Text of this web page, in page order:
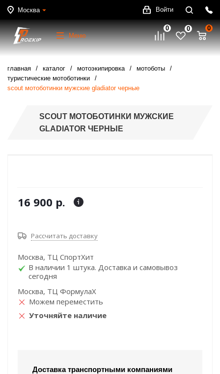
Москва Войти
Меню
0 0 0
главная каталог мотоэкипировка
мотоботы
туристические мотоботинки
scout мотоботинки мужские gladiator черные
SCOUT МОТОБОТИНКИ МУЖСКИЕ
GLADIATOR ЧЕРНЫЕ
16 900 р.
Рассчитать доставку
Москва, ТЦ СпортХит
В наличии 1 штука. Доставка и самовывоз
сегодня
Москва, ТЦ ФормулаХ
Можем переместить
Уточняйте наличие
Доставка транспортными компаниями